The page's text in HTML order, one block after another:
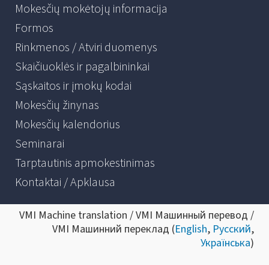
Mokesčių mokėtojų informacija
Formos
Rinkmenos / Atviri duomenys
Skaičiuoklės ir pagalbininkai
Sąskaitos ir įmokų kodai
Mokesčių žinynas
Mokesčių kalendorius
Seminarai
Tarptautinis apmokestinimas
Kontaktai / Apklausa
VMI Machine translation / VMI Машинный перевод /
VMI Машинний переклад (English, Русский,
Українська)